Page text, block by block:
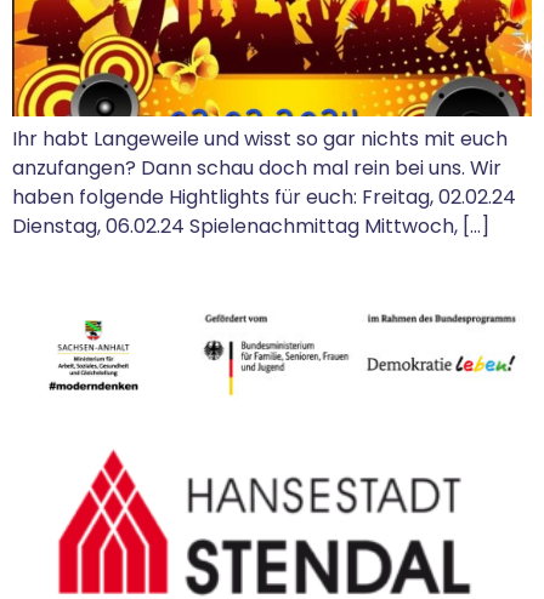
Ihr habt Langeweile und wisst so gar nichts mit euch
anzufangen? Dann schau doch mal rein bei uns. Wir
haben folgende Hightlights für euch: Freitag, 02.02.24
Dienstag, 06.02.24 Spielenachmittag Mittwoch, […]